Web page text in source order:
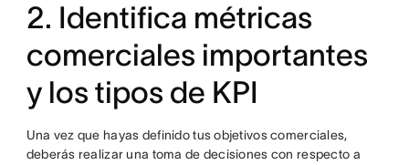
2. Identifica métricas
comerciales importantes
y los tipos de KPI
Una vez que hayas definido tus objetivos comerciales,
deberás realizar una toma de decisiones con respecto a